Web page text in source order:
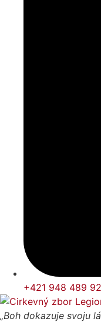
+421 948 489
„Boh dokazuje svoju